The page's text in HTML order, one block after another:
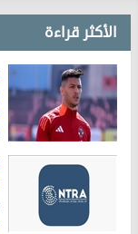
الأكثر قراءة